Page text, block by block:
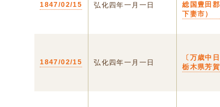
1847/02/15 弘化四年一月一日
総国豊田
下妻市）
1847/02/15 弘化四年一月一日
〔万歳中
栃木県芳